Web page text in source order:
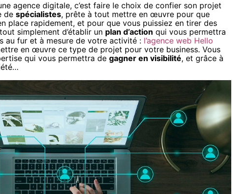
agence digitale, c’est faire le choix de confier son projet
de spécialistes, prête à tout mettre en œuvre pour que
place rapidement, et pour que vous puissiez en tirer des
simplement d’établir un plan d’action qui vous permettra
au fur et à mesure de votre activité : l’agence web Hello
en œuvre ce type de projet pour votre business. Vous
qui vous permettra de gagner en visibilité, et grâce à